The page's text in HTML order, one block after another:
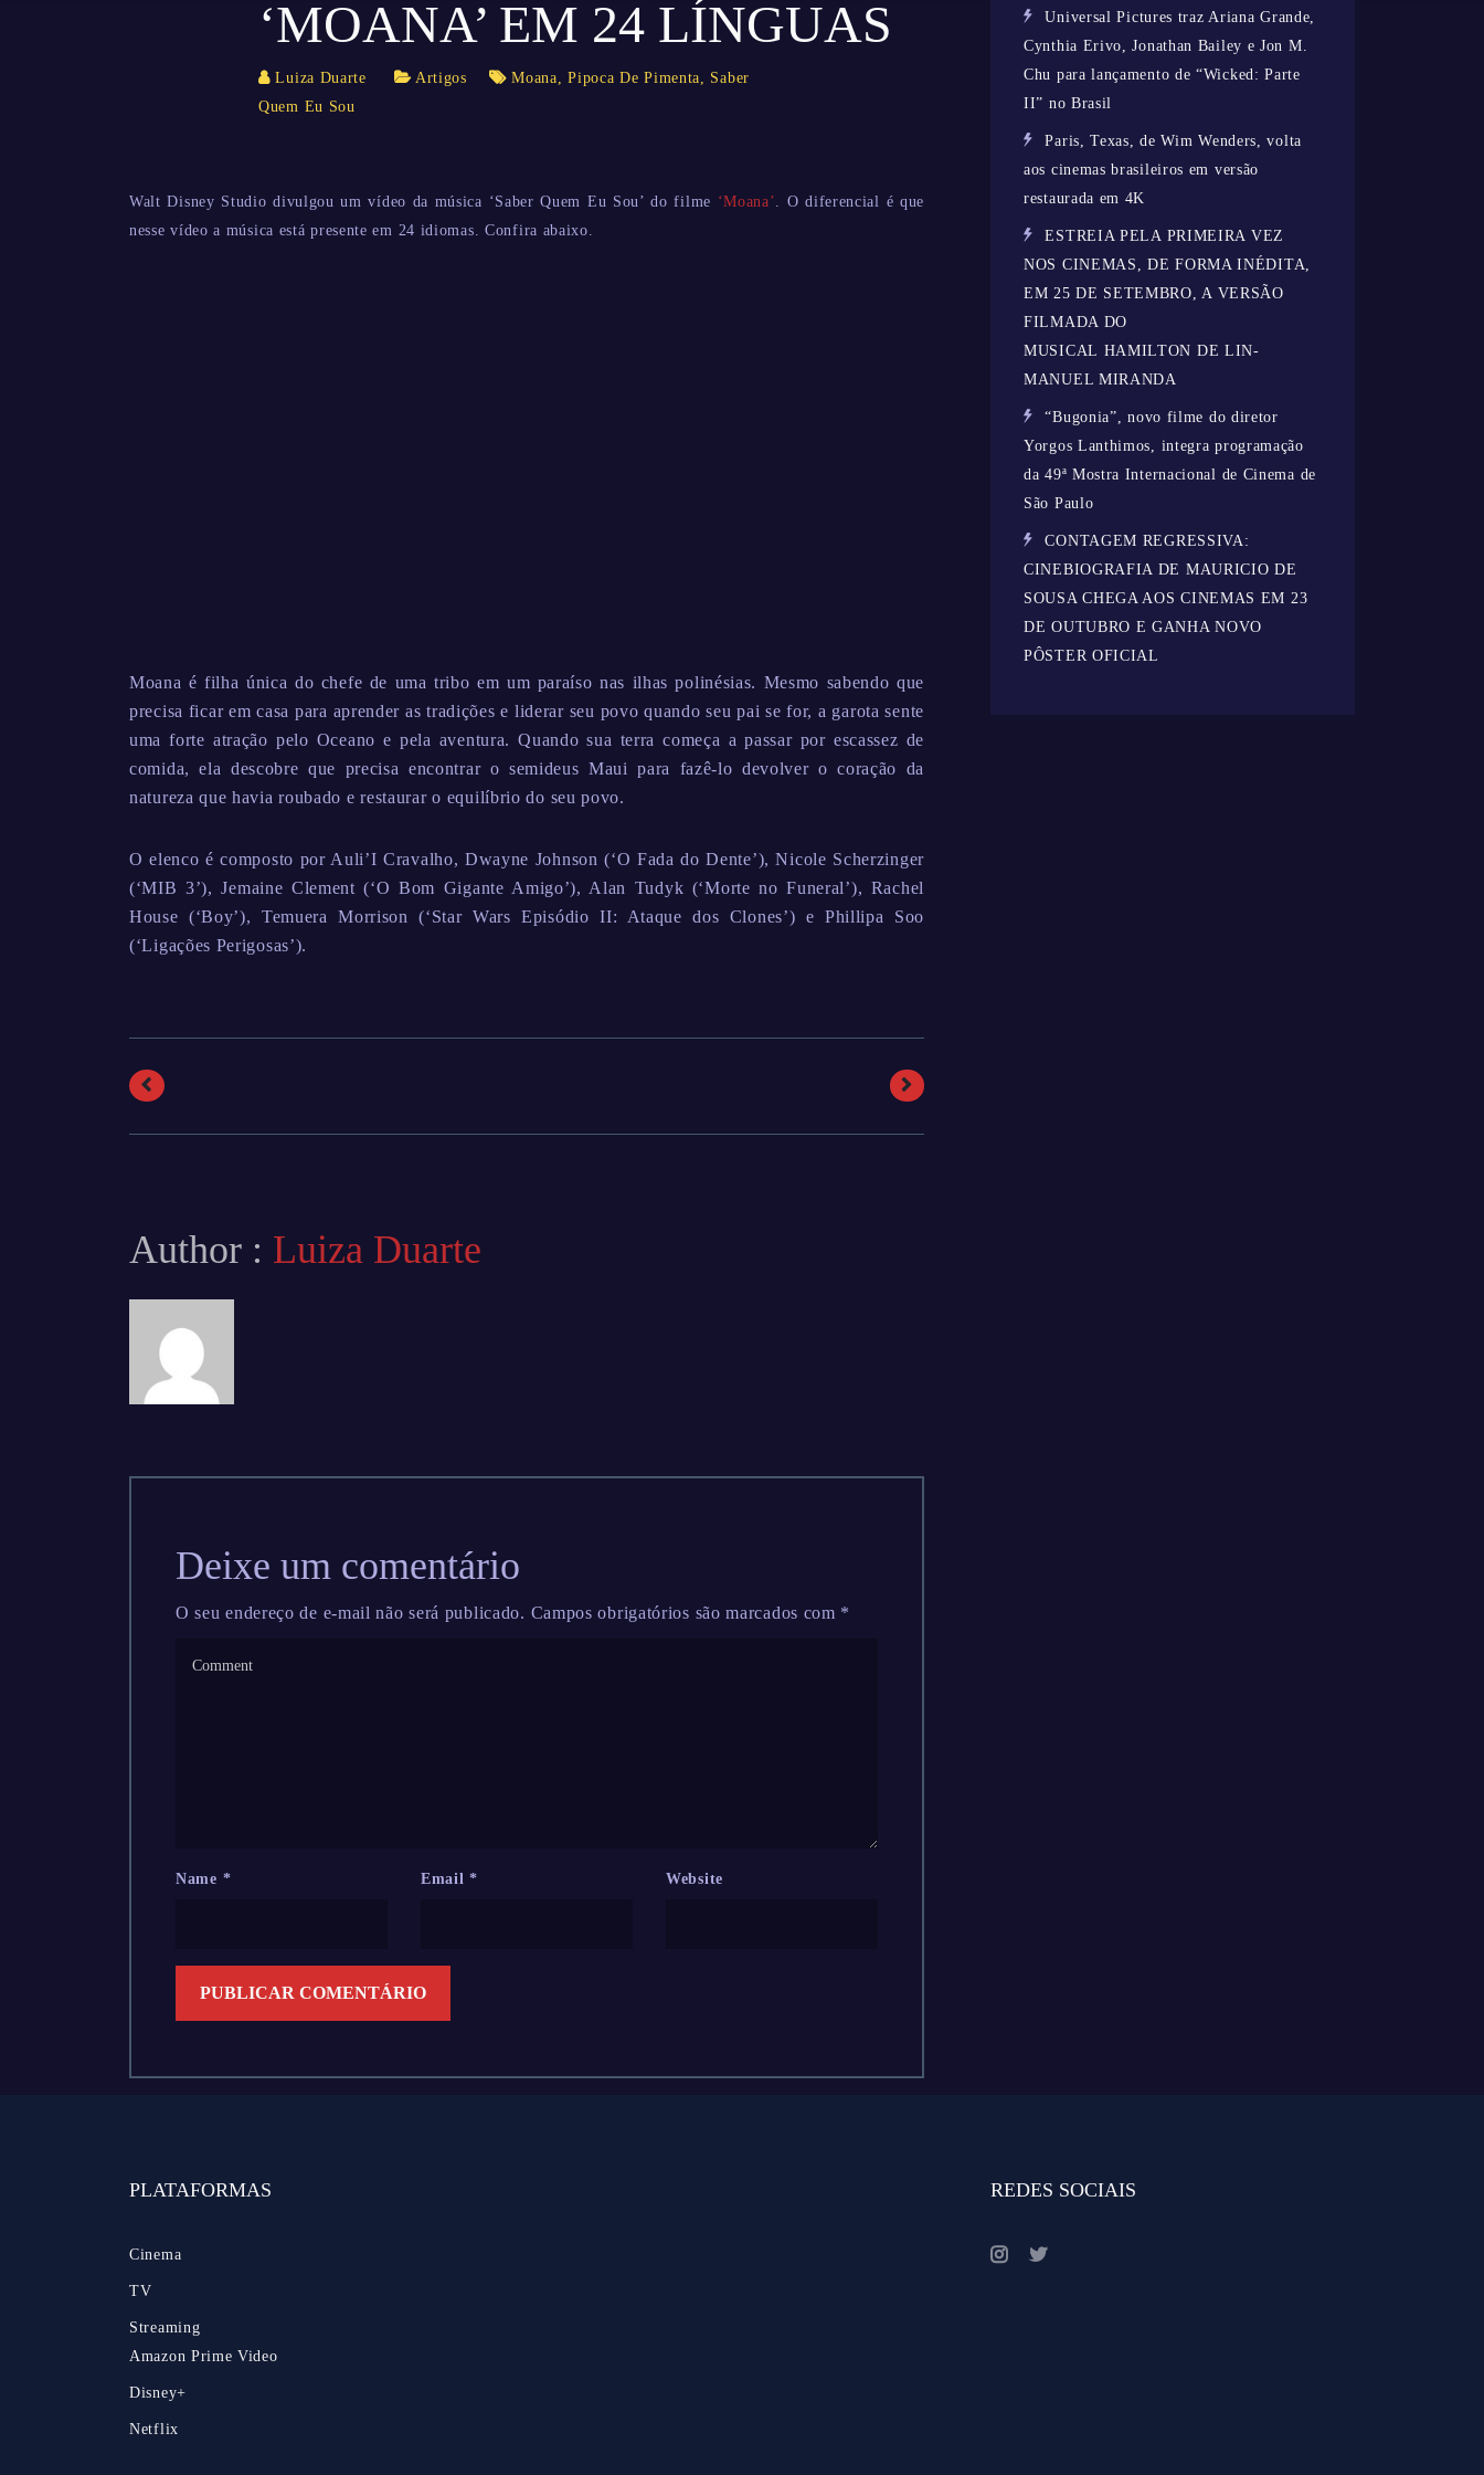
‘MOANA’ EM 24 LÍNGUAS
Luiza Duarte Artigos Moana,Pipoca De Pimenta, Saber
Quem Eu Sou
Walt Disney Studio divulgou um vídeo da música ‘Saber Quem Eu Sou’ do filme ‘Moana’. O diferencial é que
nesse vídeo a música está presente em 24 idiomas. Confira abaixo.
Moana é filha única do chefe de uma tribo em um paraíso nas ilhas polinésias. Mesmo sabendo que
precisa ficar em casa para aprender as tradições e liderar seu povo quando seu pai se for, a garota sente
uma forte atração pelo Oceano e pela aventura. Quando sua terra começa a passar por escassez de
comida, ela descobre que precisa encontrar o semideus Maui para fazê-lo devolver o coração da
natureza que havia roubado e restaurar o equilíbrio do seu povo.
O elenco é composto por Auli’I Cravalho, Dwayne Johnson (‘O Fada do Dente’), Nicole Scherzinger
(‘MIB 3’), Jemaine Clement (‘O Bom Gigante Amigo’), Alan Tudyk (‘Morte no Funeral’), Rachel
House (‘Boy’), Temuera Morrison (‘Star Wars Episódio II: Ataque dos Clones’) e Phillipa Soo
(‘Ligações Perigosas’).
Author : Luiza Duarte
Deixe um comentário
O seu endereço de e-mail não será publicado. Campos obrigatórios são marcados com *
Name * Email* Website
Universal Pictures traz Ariana Grande,
Cynthia Erivo, Jonathan Bailey e Jon M.
Chu para lançamento de “Wicked: Parte
II” no Brasil
Paris, Texas, de Wim Wenders, volta
aos cinemas brasileiros em versão
restaurada em 4K
ESTREIA PELA PRIMEIRA VEZ
NOS CINEMAS, DE FORMA INÉDITA,
EM 25 DE SETEMBRO, A VERSÃO
FILMADA DO
MUSICAL HAMILTON DE LIN-
MANUEL MIRANDA
“Bugonia”, novo filme do diretor
Yorgos Lanthimos, integra programação
da 49ª Mostra Internacional de Cinema de
São Paulo
CONTAGEM REGRESSIVA:
CINEBIOGRAFIA DE MAURICIO DE
SOUSA CHEGA AOS CINEMAS EM 23
DE OUTUBRO E GANHA NOVO
PÔSTER OFICIAL
PLATAFORMAS
Cinema
TV
Streaming
Amazon Prime Video
Disney+
Netflix
REDES SOCIAIS